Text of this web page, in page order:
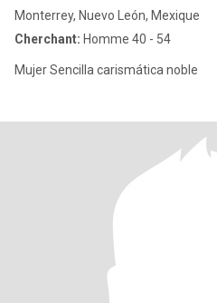
Monterrey, Nuevo León, Mexique
Cherchant: Homme 40 - 54
Mujer Sencilla carismática noble